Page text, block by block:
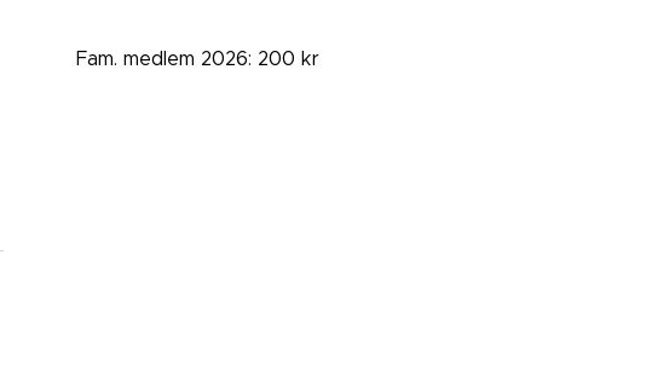
Fam. medlem 2026: 200 kr